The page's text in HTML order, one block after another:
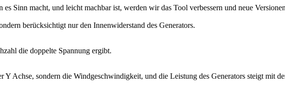
Sinn macht, und leicht machbar ist, werden wir das Tool verbessern und neue
berücksichtigt nur den Innenwiderstand des Generators.
die doppelte Spannung ergibt.
Y Achse, sondern die Windgeschwindigkeit, und die Leistung des Generators steigt mit